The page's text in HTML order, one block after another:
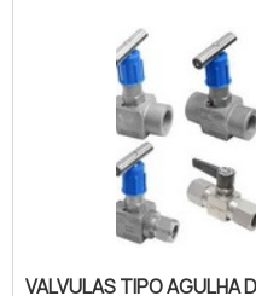
montado axialmente
vazão seja acionado. A
é equivalente a
deslocamento
importantesO
uma saída de.
VALVULAS TIPO AGULHA